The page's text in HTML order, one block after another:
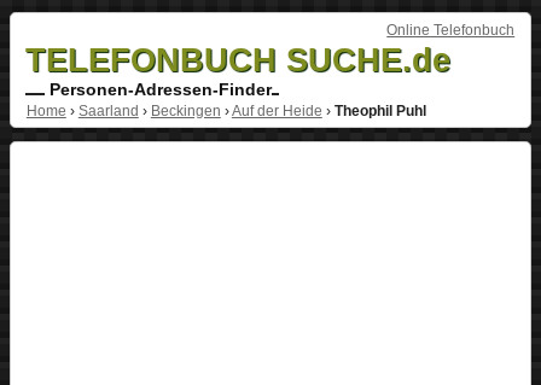
Online Telefonbuch
TELEFONBUCH SUCHE.de
Personen-Adressen-Finder
Home › Saarland › Beckingen ›Auf der Heide › Theophil Puhl